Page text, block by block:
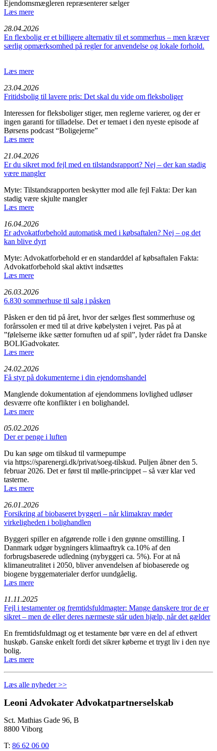
Ejendomsmægleren repræsenterer sælger
Læs mere
28.04.2026
En flexbolig er et billigere alternativ til et sommerhus – men kræver
særlig opmærksomhed på regler for anvendelse og lokale forhold.
Læs mere
23.04.2026
Fritids­bolig til lavere pris: Det skal du vide om fleksbo­liger
Interessen for fleksboliger stiger, men reglerne varierer, og der er
ingen garanti for tilladelse. Det er temaet i den nyeste episode af
Børsens podcast “Boligejerne”
Læs mere
21.04.2026
Er du sikret mod fejl med en tilstandsrapport? Nej – der kan stadig
være mangler
Myte: Tilstandsrapporten beskytter mod alle fejl Fakta: Der kan
stadig være skjulte mangler
Læs mere
16.04.2026
Er advokatforbehold automatisk med i købsaftalen? Nej – og det
kan blive dyrt
Myte: Advokatforbehold er en standarddel af købsaftalen Fakta:
Advokatforbehold skal aktivt indsættes
Læs mere
26.03.2026
6.830 sommerhuse til salg i påsken
Påsken er den tid på året, hvor der sælges flest sommerhuse og
forårssolen er med til at drive købelysten i vejret. Pas på at
”følelserne ikke sætter fornuften ud af spil”, lyder rådet fra Danske
BOLIGadvokater.
Læs mere
24.02.2026
Få styr på dokumenterne i din ejendomshandel
Manglende dokumentation af ejendommens lovlighed udløser
desværre ofte konflikter i en bolighandel.
Læs mere
05.02.2026
Der er penge i luften
Du kan søge om tilskud til varmepumpe
via https://sparenergi.dk/privat/soeg-tilskud. Puljen åbner den 5.
februar 2026. Det er først til mølle-princippet – så vær klar ved
tasterne.
Læs mere
26.01.2026
Forsikring af biobaseret byggeri – når klimakrav møder
virkeligheden i bolighandlen
Byggeri spiller en afgørende rolle i den grønne omstilling. I
Danmark udgør bygningers klimaaftryk ca.10% af den
forbrugsbaserede udledning (nybyggeri ca. 5%). For at nå
klimaneutralitet i 2050, bliver anvendelsen af biobaserede og
biogene byggematerialer derfor uundgåelig.
Læs mere
11.11.2025
Fejl i testamenter og fremtidsfuldmagter: Mange danskere tror de er
sikret – men de eller deres nærmeste står uden hjælp, når det gælder
En fremtidsfuldmagt og et testamente bør være en del af ethvert
huskøb. Ganske enkelt fordi det sikrer køberne et trygt liv i den nye
bolig.
Læs mere
Læs alle nyheder >>
Leoni Advokater Advokatpartnerselskab
Sct. Mathias Gade 96, B
8800 Viborg
T: 86 62 06 00